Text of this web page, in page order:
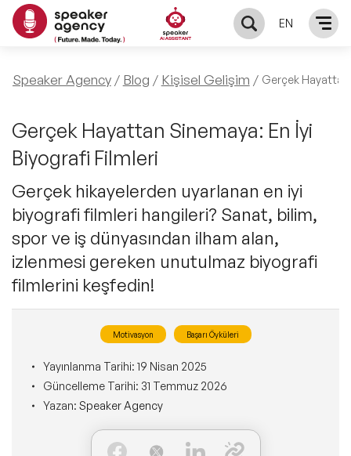
EN
KONUŞMACILAR
Yerel Konuşmacılar
Global Konuşmacılar
Exclusive Konuşmacılar
Tüm Konuşmacılar
KONULAR
Öne Çıkan Konular
Exclusive Konuşmacılarımız
Ünlü Konuşmacılar
İlham Veren Kadın Konuşmacılar
Kişisel Dönüşüm Konuşmacıları
Sürdürülebilirlik Konuşmacıları
ÇÖZÜMLER
Keynote & Konuşma
Master Class Workshop
Akış Sunumu & Moderasyon
Deneyim Odaklı Çözümler
Konuşmacı Özel Çözümleri
Tüm Çözümler
INFLUENCER
HAKKIMIZDA
Ne Sunarız?
Ne Yaparız?
Kim İçin Yaparız?
İLETİŞİM
Speaker Agency Blog Kişisel Gelişim Gerçek Hayattan
Gerçek Hayattan Sinemaya: En İyi
Biyografi Filmleri
Gerçek hikayelerden uyarlanan en iyi
biyografi filmleri hangileri? Sanat, bilim,
spor ve iş dünyasından ilham alan,
izlenmesi gereken unutulmaz biyografi
filmlerini keşfedin!
Motivasyon Başarı Öyküleri
Yayınlanma Tarihi: 19 Nisan 2025
Güncelleme Tarihi: 31 Temmuz 2026
Yazan: Speaker Agency